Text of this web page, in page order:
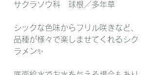
サクラソウ科　球根／多年草
シックな色味からフリル咲きなど、
品種が様々で楽しませてくれるシク
ラメン✨